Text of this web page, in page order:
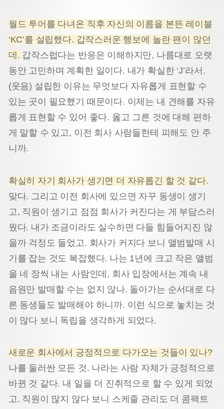
월드 투어를 다녀온 직후 자신의 이름을 본뜬 레이블
‘KC’를 설립했다. 갑작스러운 행보에 놀란 팬이 많던
데. 갑작스럽다는 반응은 이해하지만, 나름대로 오랫
동안 고민하며 계획한 일이다. 내가 확실한 ‘J’라서.
(웃음) 설립한 이유는 무엇보다 자유롭게 표현할 수
있는 곳이 필요했기 때문이다. 이제는 내 견해를 자유
롭게 표현할 수 있어 좋다. 옳고 그른 것에 대해 편하
게 말할 수 있고, 이전 회사 사람들한테 피해도 안 주
니까.
확실히 자기 회사가 생기면 더 자유롭긴 할 것 같다.
맞다. 그리고 이전 회사에 있으면 자꾸 동생이 생기
고, 직원이 생기고 점점 회사가 커진다는 게 부담스러
웠다. 내가 조금이라도 실수하면 다들 힘들어지진 않
을까 걱정도 들었고. 회사가 커지다 보니 앨범발매 시
기를 잡는 것도 복잡했다. 나는 1년에 크고 작은 앨범
을 네 장씩 내는 사람인데, 회사 입장에서는 계속 내
음원만 발매할 수는 없지 않나. 돌아가는 순서대로 다
른 동생들도 발매해야 하니까. 이런 식으로 놓치는 것
이 많다 보니 독립을 생각하게 되었다.
새로운 회사에서 긍정적으로 다가오는 것들이 있나?
나를 둘러싼 모든 것. 나라는 사람 자체가 긍정적으로
바뀐 것 같다. 내 일을 더 진취적으로 할 수 있게 되었
고. 직원이 많지 않다 보니 스케줄 관리도 더 콤팩트